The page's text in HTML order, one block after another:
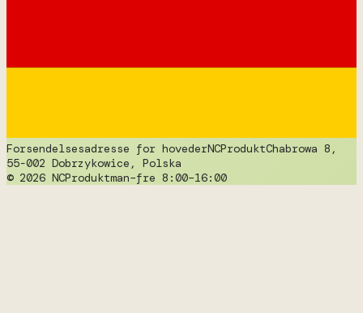
Forsendelsesadresse for hovederNCProduktChabrowa 8,
55-002 Dobrzykowice, Polska
© 2026 NCProduktman–fre 8:00–16:00